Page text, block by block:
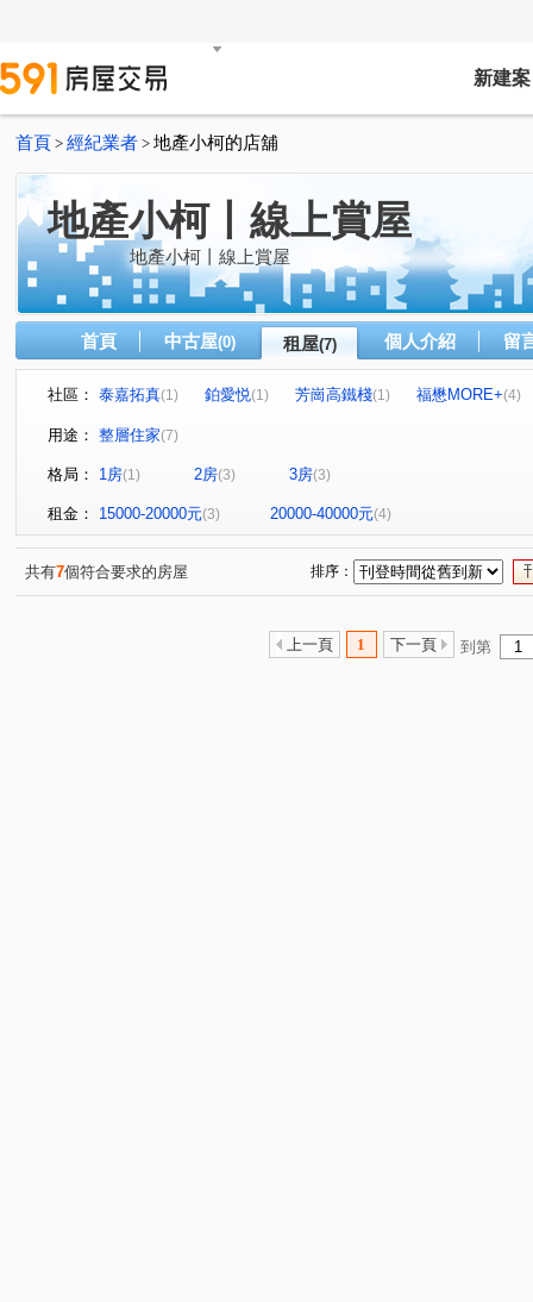
新建案
首頁 > 經紀業者 > 地產小柯的店舖
地產小柯丨線上賞屋
地產小柯丨線上賞屋
首頁 中古屋(0) 租屋(7) 個人介紹 留
社區： 泰嘉拓真(1) 鉑愛悦(1) 芳崗高鐵棧(1) 福懋MORE+(4)
博愛四路
用途： 整層住家(7)
格局： 1房(1) 2房(3) 3房(3)
租金： 15000-20000元(3) 20000-40000元(4)
共有7個符合要求的房屋 排序：
上一頁 1 下一頁 到第